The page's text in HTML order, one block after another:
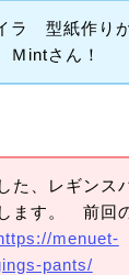
ラ 型紙作り
Ｍintさん！
た、レギンス
ます。 前回
menuet-
pants/